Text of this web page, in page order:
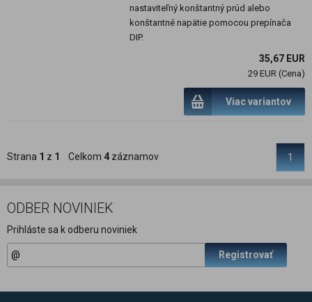
nastaviteľný konštantný prúd alebo
konštantné napätie pomocou prepínača
DIP.
35,67 EUR
29 EUR (Cena)
Viac variantov
Strana 1 z 1 Celkom 4 záznamov 1
ODBER NOVINIEK
Prihláste sa k odberu noviniek
Registrovať